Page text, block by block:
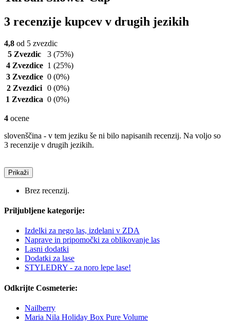
3 recenzije kupcev v drugih jezikih
4,8 od 5 zvezdic
5 Zvezdic
3 (75%)
4 Zvezdice 1 (25%)
3 Zvezdice 0 (0%)
2 Zvezdici 0 (0%)
1 Zvezdica 0 (0%)
4 ocene
slovenščina - v tem jeziku še ni bilo napisanih recenzij. Na voljo so
3 recenzije v drugih jezikih.
Prikaži
Brez recenzij.
Priljubljene kategorije:
Izdelki za nego las, izdelani v ZDA
Naprave in pripomočki za oblikovanje las
Lasni dodatki
Dodatki za lase
STYLEDRY - za noro lepe lase!
Odkrijte Cosmeterie:
Nailberry
Maria Nila Holiday Box Pure Volume